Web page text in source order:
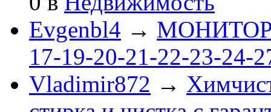
Evgenbl4 → МОНИТОРЫ
17-19-20-21-22-23-24-
Vladimir872 →